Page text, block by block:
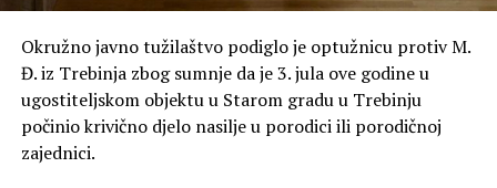
Okružno javno tužilaštvo podiglo je optužnicu protiv M.
Đ. iz Trebinja zbog sumnje da je 3. jula ove godine u
ugostiteljskom objektu u Starom gradu u Trebinju
počinio krivično djelo nasilje u porodici ili porodičnoj
zajednici.